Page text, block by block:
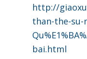
http://
than-the-su-
bai.html